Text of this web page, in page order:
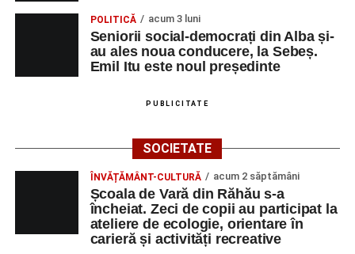
(Race Office) pentru competiția
Blaga” Sebeș
Orele 10.00–20.00– Punct oficial de înscrieri și informații
(Race Office) pentru competiția„Cicloaventurier de
POLITICĂ acum 3 luni
Seniorii social-democrați din Alba și-
au ales noua conducere, la Sebeș.
Emil Itu este noul președinte
PUBLICITATE
SOCIETATE
ÎNVĂȚĂMÂNT-CULTURĂ acum 2 săptămâni
Școala de Vară din Răhău s-a
încheiat. Zeci de copii au participat la
ateliere de ecologie, orientare în
carieră și activități recreative